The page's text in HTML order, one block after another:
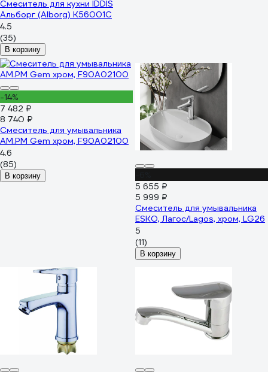
Смеситель для кухни IDDIS
Альборг (Alborg) K56001C
4.5
(35)
В корзину
-14%
7 482 ₽
8 740 ₽
Смеситель для умывальника
AM.PM Gem хром, F90A02100
4.6
(85)
В корзину
5 655 ₽
5 999 ₽
Смеситель для умывальника
ESKO, Лагос/Lagos, хром, LG26
5
(11)
В корзину